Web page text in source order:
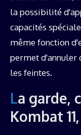
la possibilité
capacités
même fonction
permet d'annuler
les feintes.
La garde, c'est bouton : Mortal
Kombat